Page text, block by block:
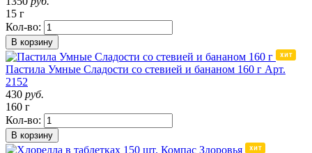
15 г
Кол-во:
В корзину
Пастила Умные Сладости со стевией и бананом 160 г Арт.
2152
430 руб.
160 г
Кол-во:
В корзину